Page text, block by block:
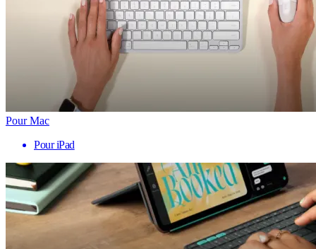
Pour Mac
Pour iPad